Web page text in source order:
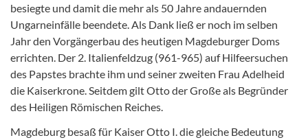
besiegte und damit die mehr als 50 Jahre andauernden
Ungarneinfälle beendete. Als Dank ließ er noch im selben
Jahr den Vorgängerbau des heutigen Magdeburger Doms
errichten. Der 2. Italienfeldzug (961-965) auf Hilfeersuchen
des Papstes brachte ihm und seiner zweiten Frau Adelheid
die Kaiserkrone. Seitdem gilt Otto der Große als Begründer
des Heiligen Römischen Reiches.
Magdeburg besaß für Kaiser Otto I. die gleiche Bedeutung